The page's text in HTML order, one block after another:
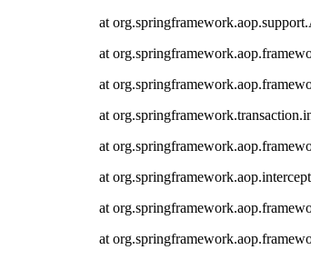
at
at
at
at
at
at
at
at